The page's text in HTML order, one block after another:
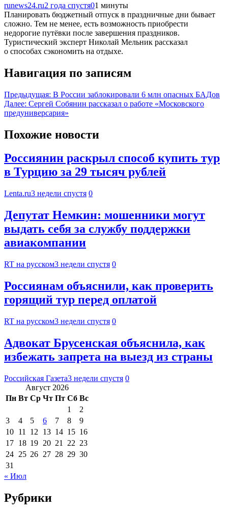
runews24.ru2 года спустя01 минуты
Планировать бюджетный отпуск в праздничные дни бывает
сложно. Тем не менее, есть возможность приобрести
недорогие путёвки после завершения праздников.
Туристический эксперт Николай Мельник рассказал
о способах сэкономить на отдыхе.
Навигация по записям
Предыдущая: В России заблокировали 6 млн опасных БАДов
Далее: Сергей Собянин рассказал о работе «Московского
предуниверсария»
Похожие новости
Россиянин раскрыл способ купить тур
в Турцию за 29 тысяч рублей
Lenta.ru3 недели спустя 0
Депутат Немкин: мошенники могут
выдать себя за службу поддержки
авиакомпании
RT на русском3 недели спустя 0
Россиянам объяснили, как проверить
горящий тур перед оплатой
RT на русском3 недели спустя 0
Адвокат Брусенская объяснила, как
избежать запрета на выезд из страны
Российская Газета3 недели спустя 0
Август 2026
Пн Вт Ср Чт Пт Сб Вс
1
2
3
4 5 6 7 8
9
10 11 12 13 14 15 16
17 18 19 20 21 22 23
24 25 26 27 28 29 30
31
« Июл
Рубрики